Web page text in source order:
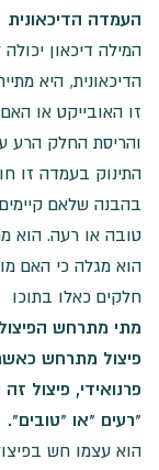
העמדה הדיכאונית
המילה דיכאון
הדיכאונית, היא
זו האובייקט או
והריסת החלק הרע
התינוק בעמדה זו
בהבנה שלאם
טובה או רעה. הוא
הוא מגלה כי האם
חלקים כאלו בתוכו
מתי מתרחש
פיצול מתרחש
פרנואידי, פיצול
"רעים "או "טובים".
הוא עצמו חש